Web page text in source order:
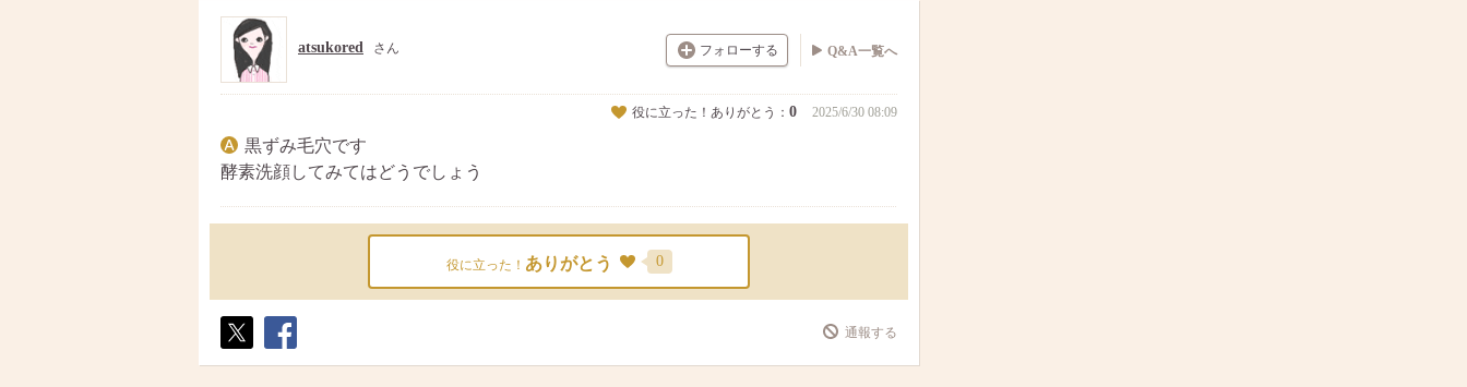
フォローする
atsukored さん Q&A一覧へ
役に立った！ありがとう： 0 2025/6/30 08:09
黒ずみ毛穴です
酵素洗顔してみてはどうでしょう
役に立った！ ありがとう 0
ト
ア
通報する